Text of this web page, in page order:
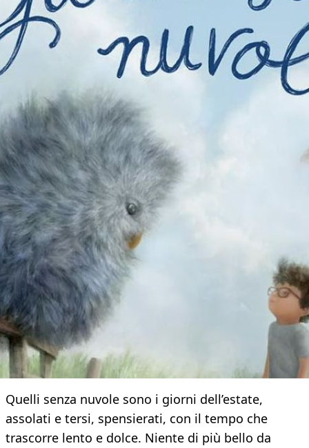
Quelli senza nuvole sono i giorni dell’estate,
assolati e tersi, spensierati, con il tempo che
trascorre lento e dolce. Niente di più bello da